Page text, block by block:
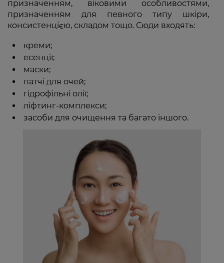
призначенням, віковими особливостями,
призначенням для певного типу шкіри,
консистенцією, складом тощо. Сюди входять:
креми;
есенції;
маски;
патчі для очей;
гідрофільні олії;
ліфтинг-комплекси;
засоби для очищення та багато іншого.